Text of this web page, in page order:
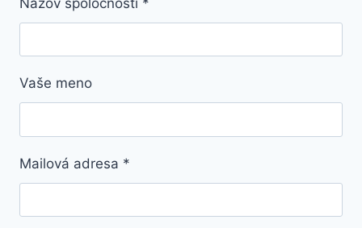
Vaše meno
Mailová adresa *